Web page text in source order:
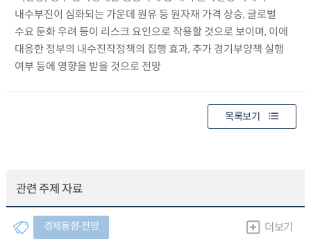
내수부진이 심화되는 가운데 원유 등 원자재 가격 상승, 글로벌
수요 둔화 우려 등이 리스크 요인으로 작용할 것으로 보이며, 이에
대응한 정부의 내수진작정책의 집행 효과, 추가 경기부양책 실행
여부 등에 영향을 받을 것으로 전망
목록보기
관련 주제 자료
경제동향∙전망 더보기